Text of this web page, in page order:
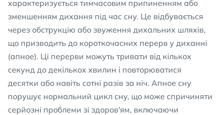
характеризується тимчасовим припиненням або
зменшенням дихання під час сну. Це відбувається
через обструкцію або звуження дихальних шляхів,
що призводить до короткочасних перерв у диханні
(апное). Ці перерви можуть тривати від кількох
секунд до декількох хвилин і повторюватися
десятки або навіть сотні разів за ніч. Апное сну
порушує нормальний цикл сну, що може спричиняти
серйозні проблеми зі здоров'ям, включаючи